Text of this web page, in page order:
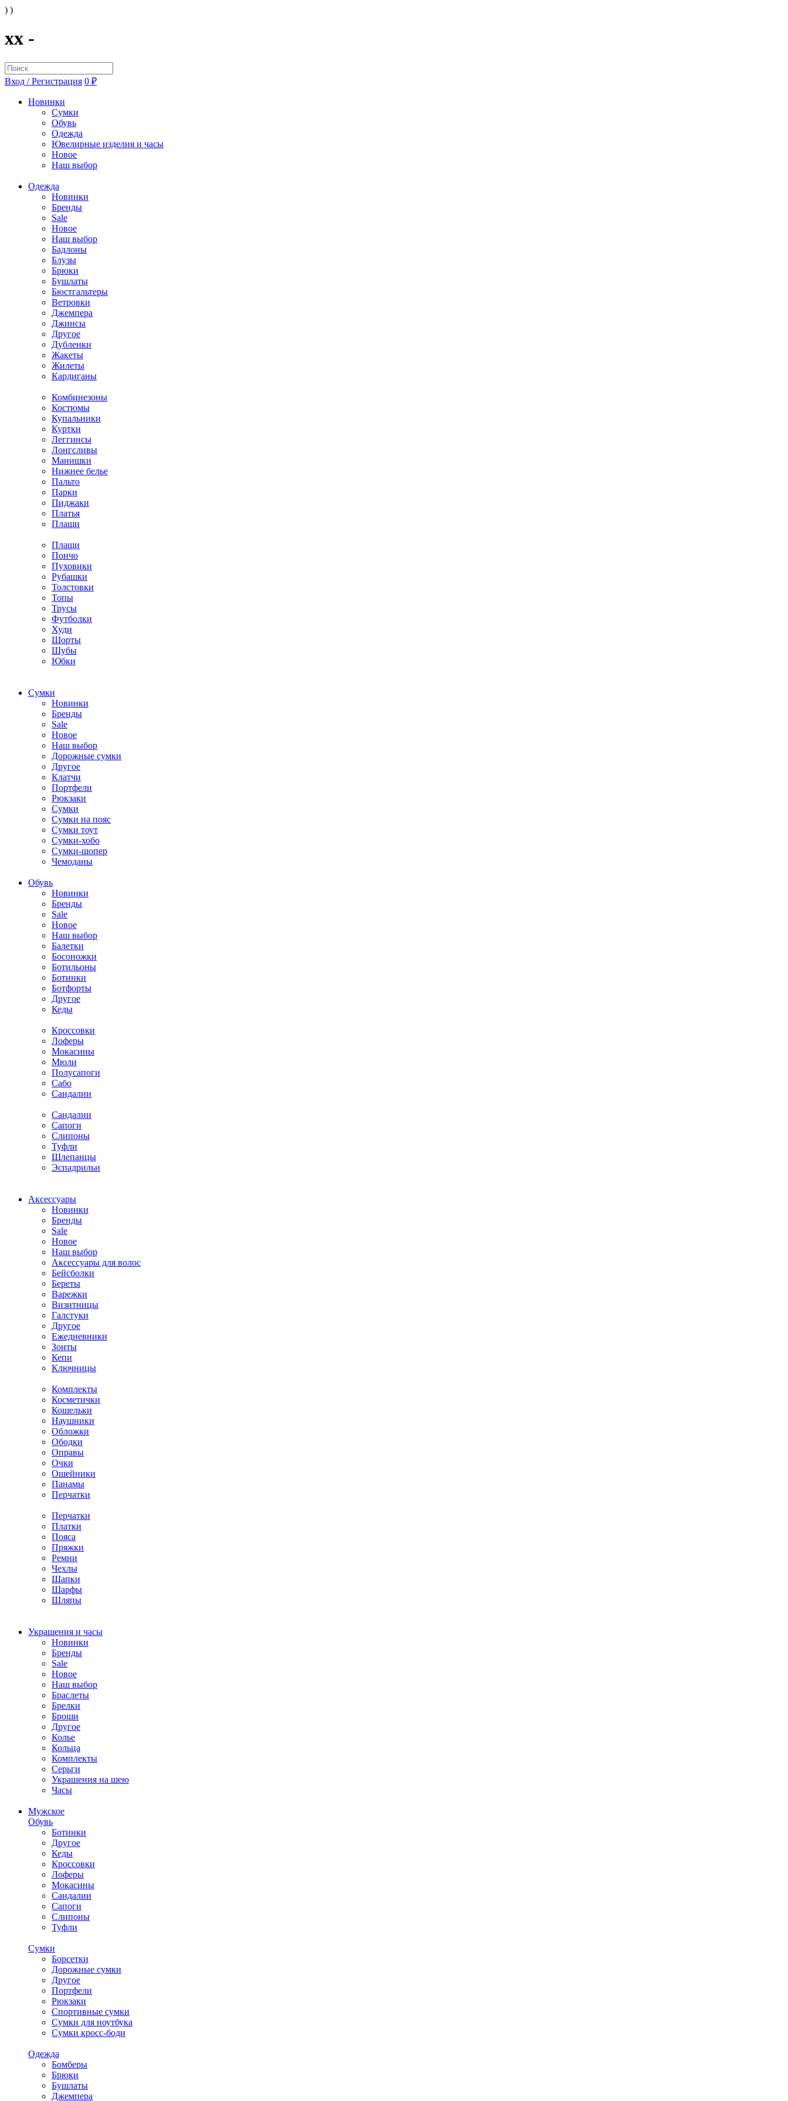
) )
xx -
Вход / Регистрация 0 ₽
Новинки
Сумки
Обувь
Одежда
Ювелирные изделия и часы
Новое
Наш выбор
Одежда
Новинки
Бренды
Sale
Новое
Наш выбор
Бадлоны
Блузы
Брюки
Бушлаты
Бюстгальтеры
Ветровки
Джемпера
Джинсы
Другое
Дубленки
Жакеты
Жилеты
Кардиганы
Комбинезоны
Костюмы
Купальники
Куртки
Леггинсы
Лонгсливы
Манишки
Нижнее белье
Пальто
Парки
Пиджаки
Платья
Плащи
Плащи
Пончо
Пуховики
Рубашки
Толстовки
Топы
Трусы
Футболки
Худи
Шорты
Шубы
Юбки
Cумки
Новинки
Бренды
Sale
Новое
Наш выбор
Дорожные сумки
Другое
Клатчи
Портфели
Рюкзаки
Сумки
Сумки на пояс
Сумки тоут
Сумки-хобо
Сумки-шопер
Чемоданы
Обувь
Новинки
Бренды
Sale
Новое
Наш выбор
Балетки
Босоножки
Ботильоны
Ботинки
Ботфорты
Другое
Кеды
Кроссовки
Лоферы
Мокасины
Мюли
Полусапоги
Сабо
Сандалии
Сандалии
Сапоги
Слипоны
Туфли
Шлепанцы
Эспадрильи
Аксессуары
Новинки
Бренды
Sale
Новое
Наш выбор
Аксессуары для волос
Бейсболки
Береты
Варежки
Визитницы
Галстуки
Другое
Ежедневники
Зонты
Кепи
Ключницы
Комплекты
Косметички
Кошельки
Наушники
Обложки
Ободки
Оправы
Очки
Ошейники
Панамы
Перчатки
Перчатки
Платки
Пояса
Пряжки
Ремни
Чехлы
Шапки
Шарфы
Шляпы
Украшения и часы
Новинки
Бренды
Sale
Новое
Наш выбор
Браслеты
Брелки
Броши
Другое
Колье
Кольца
Комплекты
Серьги
Украшения на шею
Часы
Мужское
Обувь
Ботинки
Другое
Кеды
Кроссовки
Лоферы
Мокасины
Сандалии
Сапоги
Слипоны
Туфли
Сумки
Борсетки
Дорожные сумки
Другое
Портфели
Рюкзаки
Спортивные сумки
Сумки для ноутбука
Сумки кросс-боди
Одежда
Бомберы
Брюки
Бушлаты
Джемпера